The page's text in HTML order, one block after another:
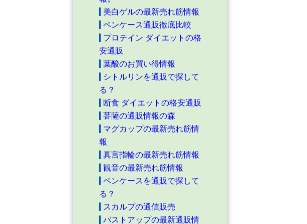
美白ゲルの最新売れ筋情報
ペンケース通販徹底比較
プロテイン ダイエットの格
安通販
葉酸のお買い得情報
シトルリンを通販で探して
る？
断食 ダイエットの格安通販
菩薩の通販情報の森
マグカップの最新売れ筋情
報
真言指輪の最新売れ筋情報
観音の最新売れ筋情報
ペンケースを通販で探して
る？
スカルプの通信販売
バストアップの最新通販情